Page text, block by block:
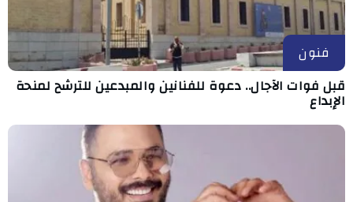
فنون
قبل فوات الآجال.. دعوة للفنانين والمبدعين للترشح لمنحة
الإبداع